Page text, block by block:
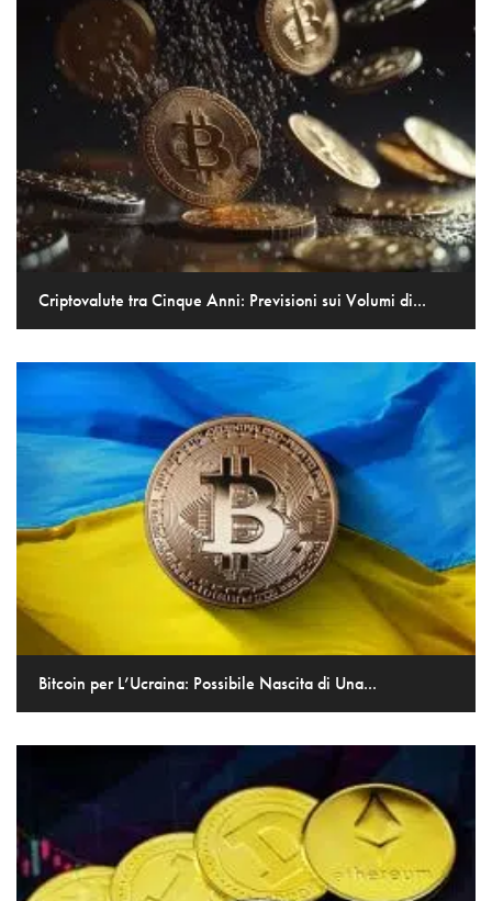
Criptovalute tra Cinque Anni: Previsioni sui Volumi di...
Bitcoin per L’Ucraina: Possibile Nascita di Una...